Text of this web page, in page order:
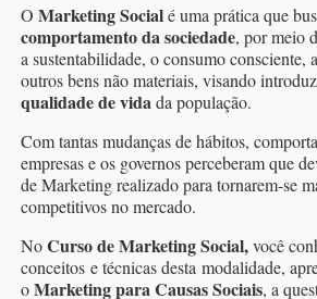
O Marketing Socialé uma prática que
comportamento da sociedade, por meio
a sustentabilidade, o consumo consciente,
outros bens não materiais, visando
qualidade de vidada população.
Com tantas mudanças de hábitos,
empresas e os governos perceberam que
de Marketing realizado para tornarem-se
competitivos no mercado.
NoCurso de Marketing Social,você
conceitos e técnicas desta modalidade,
oMarketing para Causas Sociais, a